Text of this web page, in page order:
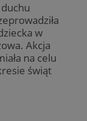
w
Akcja
na celu
świąt